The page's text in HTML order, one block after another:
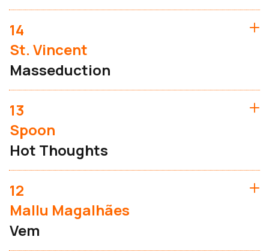
14
St. Vincent
Masseduction
13
Spoon
Hot Thoughts
12
Mallu Magalhães
Vem